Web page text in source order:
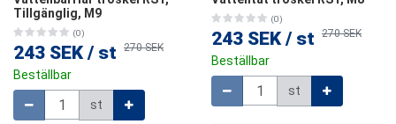
Tillgänglig, M9
(0)
243 SEK / st 270 SEK
Beställbar
st
(0)
243 SEK / st 270 SEK
Beställbar
st